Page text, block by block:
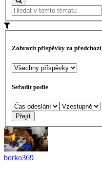
Zobrazit příspěvky za předchozí
Seřadit podle
borko369